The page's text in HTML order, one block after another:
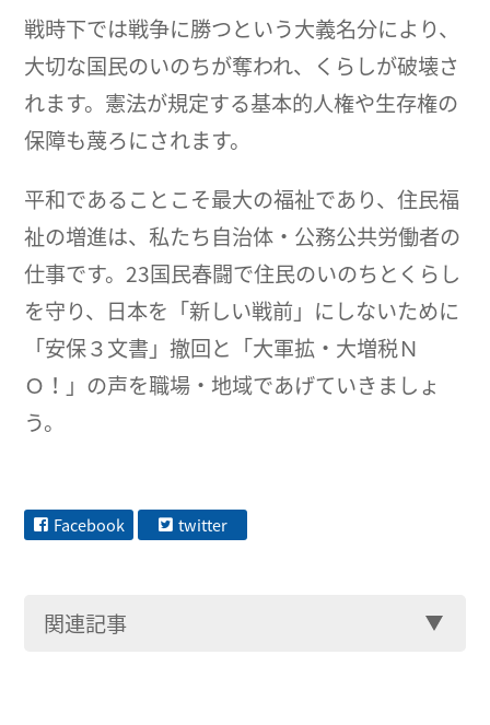
戦時下では戦争に勝つという大義名分により、
大切な国民のいのちが奪われ、くらしが破壊さ
れます。憲法が規定する基本的人権や生存権の
保障も蔑ろにされます。
平和であることこそ最大の福祉であり、住民福
祉の増進は、私たち自治体・公務公共労働者の
仕事です。23国民春闘で住民のいのちとくらし
を守り、日本を「新しい戦前」にしないために
「安保３文書」撤回と「大軍拡・大増税Ｎ
Ｏ！」の声を職場・地域であげていきましょ
う。
Facebook twitter
関連記事